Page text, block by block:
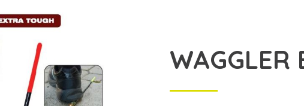
WAGGLER